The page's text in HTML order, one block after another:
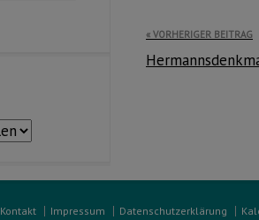
VORHERIGER BEITRAG
Kontakt Impressum Datenschutzerklärung